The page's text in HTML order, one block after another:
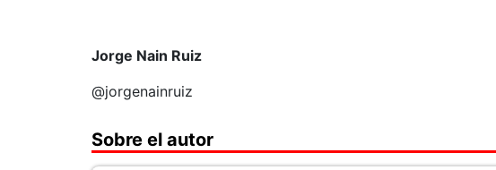
Jorge Nain Ruiz
@jorgenainruiz
Sobre el autor